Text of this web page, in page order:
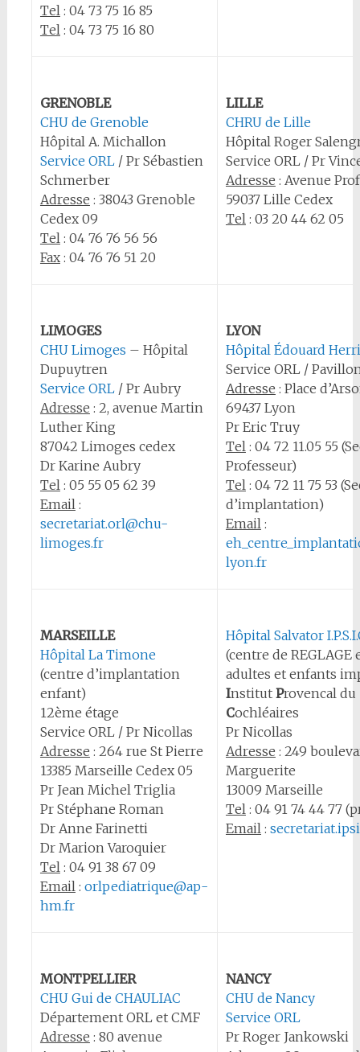
Tel: 04 73 75 16 85
Tel: 04 73 75 16 80
GRENOBLE
CHU de Grenoble
Hôpital A. Michallon
Service ORL / Pr Sébastien
Schmerber
Adresse : 38043 Grenoble
Cedex 09
Tel: 04 76 76 56 56
Fax: 04 76 76 51 20
LILLE
CHRU de Lille
Hôpital Roger
Service ORL / Pr
Adresse : Avenue
59037 Lille Cedex
Tel: 03 20 44 62 05
LIMOGES
CHU Limoges – Hôpital
Dupuytren
Service ORL / Pr Aubry
Adresse : 2, avenue Martin
Luther King
87042 Limoges cedex
Dr Karine Aubry
Tel: 05 55 05 62 39
Email:
secretariat.orl@chu-
limoges.fr
LYON
Hôpital Édouard
Service ORL /
Adresse : Place
69437 Lyon
Pr Eric Truy
Tel: 04 72 11.05 55
Professeur)
Tel: 04 72 11 75 53
d’implantation)
Email:
lyon.fr
MARSEILLE
Hôpital La Timone
(centre d’implantation
enfant)
12ème étage
Service ORL / Pr Nicollas
Adresse : 264 rue St Pierre
13385 Marseille Cedex 05
Pr Jean Michel Triglia
Pr Stéphane Roman
Dr Anne Farinetti
Dr Marion Varoquier
Tel: 04 91 38 67 09
Email: orlpediatrique@ap-
hm.fr
Hôpital Salvator
(centre de REGLAGE
adultes et enfants
Institut Provencal du
Cochléaires
Pr Nicollas
Adresse : 249
Marguerite
13009 Marseille
Tel: 04 91 74 44 77
Email:
MONTPELLIER
CHU Gui de CHAULIAC
Département ORL et CMF
Adresse : 80 avenue
NANCY
CHU de Nancy
Service ORL
Pr Roger Jankowski